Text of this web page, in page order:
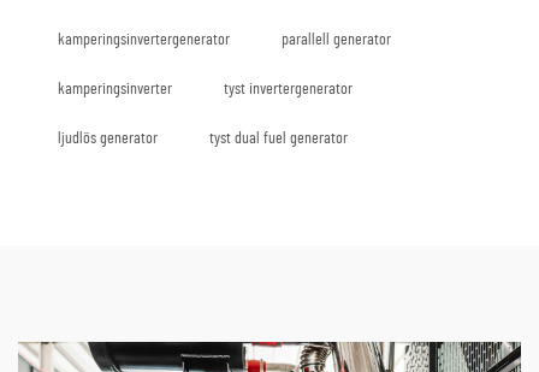
kamperingsinvertergenerator parallell generator
kamperingsinverter tyst invertergenerator
ljudlös generator tyst dual fuel generator